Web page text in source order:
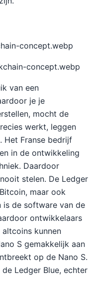
concept.webp
concept.webp
van een
je je
mocht de
werkt, leggen
Franse bedrijf
in de ontwikkeling
Daardoor
stelen. De Ledger
maar ook
is de software van de
ontwikkelaars
kunnen
S gemakkelijk aan
op de Nano S.
Ledger Blue, echter